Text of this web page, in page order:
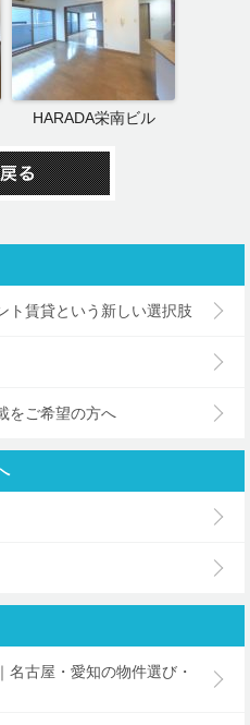
HARADA栄南ビル
ト賃貸という新しい選択肢
をご希望の方へ
名古屋・愛知の物件選び・